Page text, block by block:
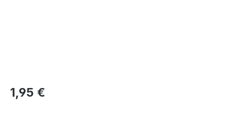
Regulärer Preis:
1,95 €